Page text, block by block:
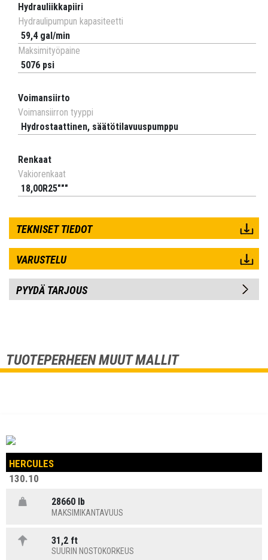
Hydrauliikkapiiri
Hydraulipumpun kapasiteetti
59,4 gal/min
Maksimityöpaine
5076 psi
Voimansiirto
Voimansiirron tyyppi
Hydrostaattinen, säätötilavuuspumppu
Renkaat
Vakiorenkaat
18,00R25"""
TEKNISET TIEDOT
VARUSTELU
PYYDÄ TARJOUS
TUOTEPERHEEN MUUT MALLIT
HERCULES
130.10
28660 lb
MAKSIMIKANTAVUUS
31,2 ft
SUURIN NOSTOKORKEUS